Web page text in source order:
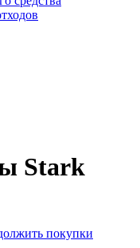
Stark
покупки